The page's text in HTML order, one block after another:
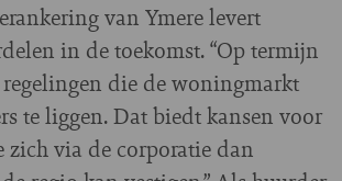
van Ymere levert
in de toekomst. “Op termijn
die de woningmarkt
te liggen. Dat biedt kansen voor
zich via de corporatie dan